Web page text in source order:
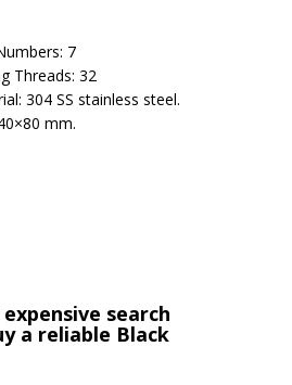
7
Threads: 32
304 SS stainless steel.
mm.
search
a reliable Black